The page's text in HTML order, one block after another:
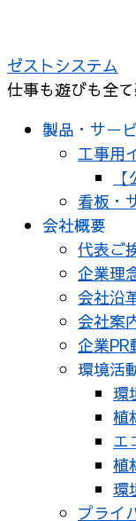
テ
ン
ゼストシステム
仕事も遊びも全
製品・サー
工事用
看板・
会社概要
代表ご
企業理
会社沿
会社案
企業PR
環境活
環
植
エ
植
環
プライ